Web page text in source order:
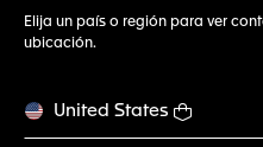
Elija un país o región para ver
ubicación.
United States